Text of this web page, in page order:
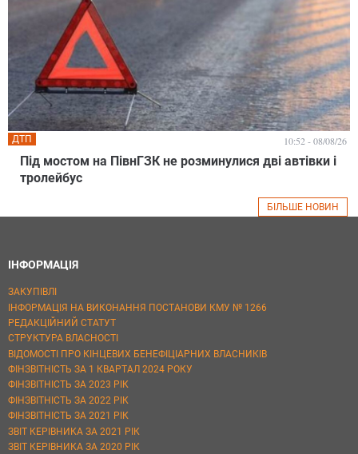
Під мостом на ПівнГЗК не розминулися дві автівки і
тролейбус
ДТП 10:52 - 08/08/26
БІЛЬШЕ НОВИН
ІНФОРМАЦІЯ
ЗАКУПІВЛІ
ІНФОРМАЦІЯ НА ВИКОНАННЯ ПОСТАНОВИ КМУ № 1266
РЕДАКЦІЙНИЙ СТАТУТ
СТРУКТУРА ВЛАСНОСТІ
ВІДОМОСТІ ПРО КІНЦЕВИХ БЕНЕФІЦІАРНИХ ВЛАСНИКІВ
ФІНЗВІТНІСТЬ ЗА 1 КВАРТАЛ 2024 РОКУ
ФІНЗВІТНІСТЬ ЗА 2023 РІК
ФІНЗВІТНІСТЬ ЗА 2022 РІК
ФІНЗВІТНІСТЬ ЗА 2021 РІК
ЗВІТ КЕРІВНИКА ЗА 2021 РІК
ЗВІТ КЕРІВНИКА ЗА 2020 РІК